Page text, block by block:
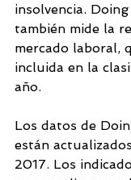
insolvencia.
también mide la
mercado laboral,
incluida en la
año.
Los datos de
están
2017. Los